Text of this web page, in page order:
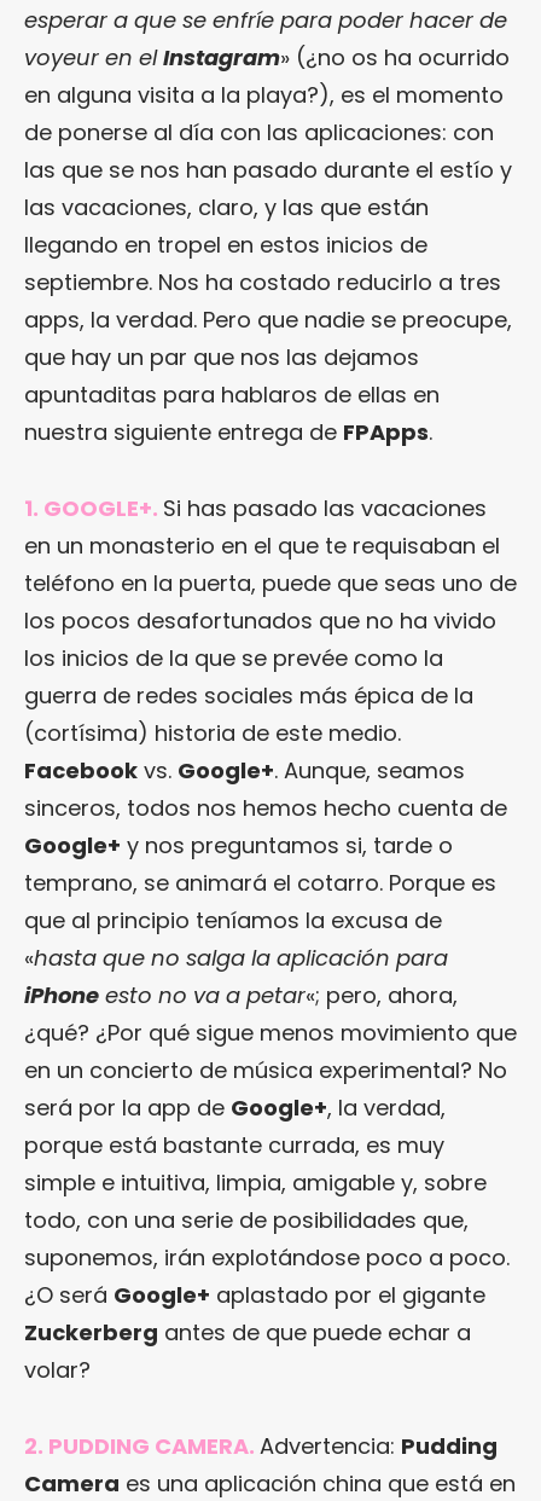
esperar a que se enfríe para poder hacer de
voyeur en elInstagram» (¿no os ha ocurrido
en alguna visita a la playa?), es el momento
de ponerse al día con las aplicaciones: con
las que se nos han pasado durante el estío y
las vacaciones, claro, y las que están
llegando en tropel en estos inicios de
septiembre. Nos ha costado reducirlo a tres
apps, la verdad. Pero que nadie se preocupe,
que hay un par que nos las dejamos
apuntaditas para hablaros de ellas en
nuestra siguiente entrega de FPApps.
1. GOOGLE+. Si has pasado las vacaciones
en un monasterio en el que te requisaban el
teléfono en la puerta, puede que seas uno de
los pocos desafortunados que no ha vivido
los inicios de la que se prevée como la
guerra de redes sociales más épica de la
(cortísima) historia de este medio.
Facebook vs. Google+. Aunque, seamos
sinceros, todos nos hemos hecho cuenta de
Google+ y nos preguntamos si, tarde o
temprano, se animará el cotarro. Porque es
que al principio teníamos la excusa de
«hasta que no salga la aplicación para
iPhone esto no va a petar«; pero, ahora,
¿qué? ¿Por qué sigue menos movimiento que
en un concierto de música experimental? No
será por la app de Google+, la verdad,
porque está bastante currada, es muy
simple e intuitiva, limpia, amigable y, sobre
todo, con una serie de posibilidades que,
suponemos, irán explotándose poco a poco.
¿O será Google+ aplastado por el gigante
Zuckerberg antes de que puede echar a
volar?
2. PUDDING CAMERA. Advertencia: Pudding
Camera es una aplicación china que está en